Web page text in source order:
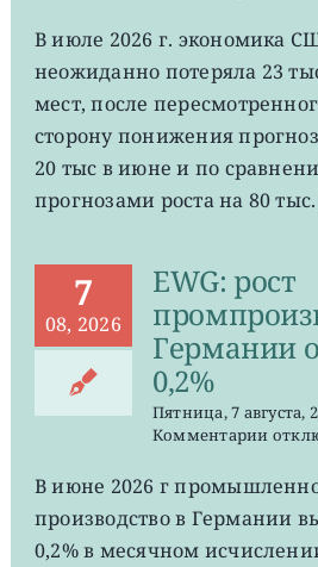
VOO:
мест
США
В июле 2026 г. экономика
неожиданно потеряла 23
мест, после
сторону понижения
20 тыс в июне и по
прогнозами роста на 80
7
08, 2026
EWG: рост
Германии
0,2%
Пятница, 7 августа,
Комментариик
EWG:
рост
В июне 2026 г
производство в Германии
0,2% в месячном